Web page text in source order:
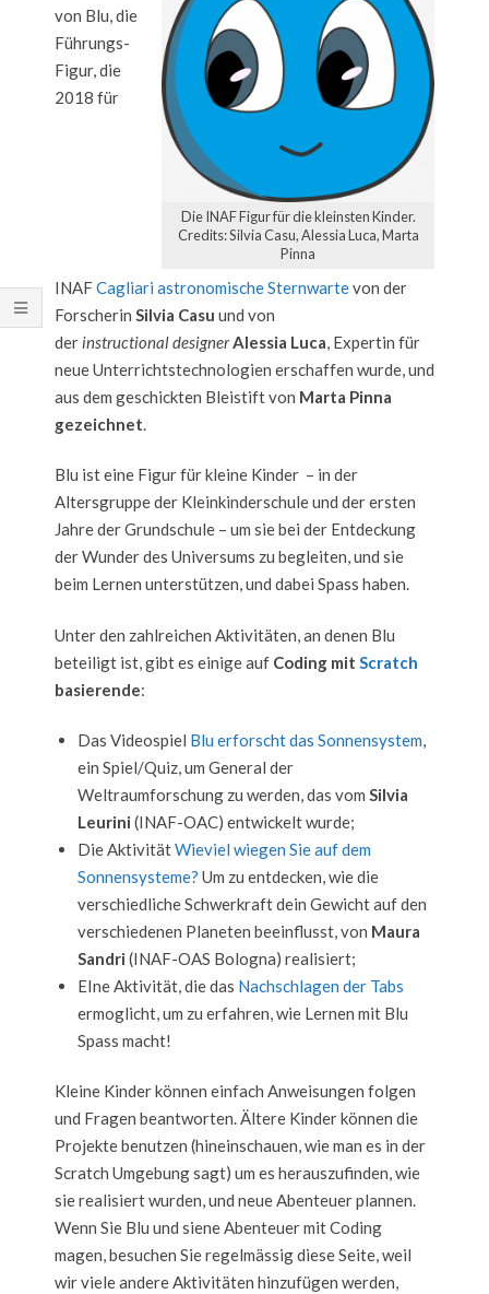
Die INAF Figur für die kleinsten Kinder.
Credits: Silvia Casu, Alessia Luca, Marta
Pinna
von Blu, die
Führungs-
Figur, die
2018 für
INAFCagliari astronomische Sternwartevon der
Forscherin Silvia Casu und von
der instructionaldesignerAlessia Luca, Expertin für
neue Unterrichtstechnologien erschaffen wurde, und
aus dem geschickten Bleistift von Marta Pinna
gezeichnet.
Blu ist eine Figur für kleine Kinder – in der
Altersgruppe der Kleinkinderschule und der ersten
Jahre der Grundschule – um sie bei der Entdeckung
der Wunder des Universums zu begleiten, und sie
beim Lernen unterstützen, und dabei Spass haben.
Unter den zahlreichen Aktivitäten, an denen Blu
beteiligt ist, gibt es einige auf Coding mit Scratch
basierende:
Das Videospiel Blu erforscht das Sonnensystem,
ein Spiel/Quiz, um General der
Weltraumforschung zu werden, das vomSilvia
Leurini (INAF-OAC) entwickelt wurde;
Die AktivitätWieviel wiegen Sie auf dem
Sonnensysteme? Um zu entdecken, wie die
verschiedliche Schwerkraft dein Gewicht auf den
verschiedenen Planeten beeinflusst, von Maura
Sandri(INAF-OAS Bologna) realisiert;
EIne Aktivität, die das Nachschlagen der Tabs
ermoglicht, um zu erfahren, wie Lernen mit Blu
Spass macht!
Kleine Kinder können einfach Anweisungen folgen
und Fragen beantworten. Ältere Kinder können die
Projekte benutzen (hineinschauen, wie man es in der
Scratch Umgebung sagt) um es herauszufinden, wie
sie realisiert wurden, und neue Abenteuer plannen.
Wenn Sie Blu und siene Abenteuer mit Coding
magen, besuchen Sie regelmässig diese Seite, weil
wir viele andere Aktivitäten hinzufügen werden,